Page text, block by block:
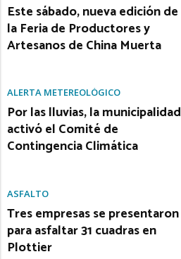
Este sábado, nueva edición de
la Feria de Productores y
Artesanos de China Muerta
ALERTA METEREOLÓGICO
Por las lluvias, la municipalidad
activó el Comité de
Contingencia Climática
ASFALTO
Tres empresas se presentaron
para asfaltar 31 cuadras en
Plottier